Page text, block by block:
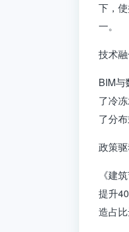
下，
一。
技术
BIM
了冷
了分
政策
《建
提升
造占